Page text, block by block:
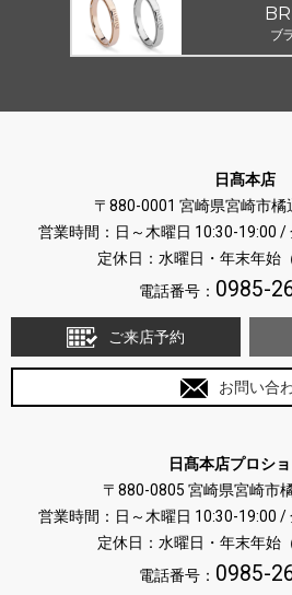
ブ
日髙本店
〒880-0001 宮崎県宮崎市
営業時間：日～木曜日 10:30-19:00 /
定休日：水曜日・年末年始
電話番号： 0985-
ご来店予約
お問い合
日髙本店プロシ
〒880-0805 宮崎県宮崎市
営業時間：日～木曜日 10:30-19:00 /
定休日：水曜日・年末年始
電話番号： 0985-